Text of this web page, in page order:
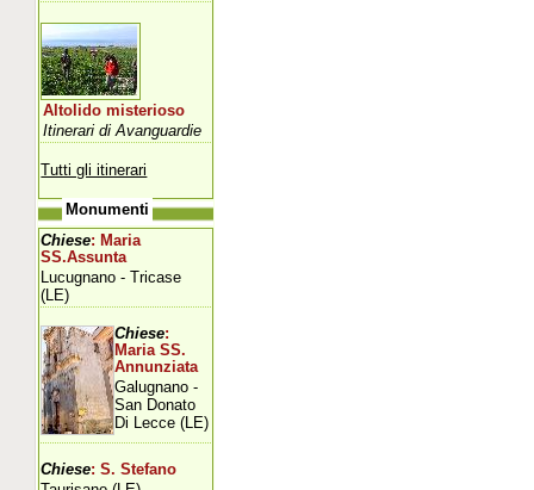
Altolido misterioso
Itinerari di Avanguardie
Tutti gli itinerari
Monumenti
Chiese: Maria
SS.Assunta
Lucugnano - Tricase
(LE)
Chiese:
Maria SS.
Annunziata
Galugnano -
San Donato
Di Lecce (LE)
Chiese: S. Stefano